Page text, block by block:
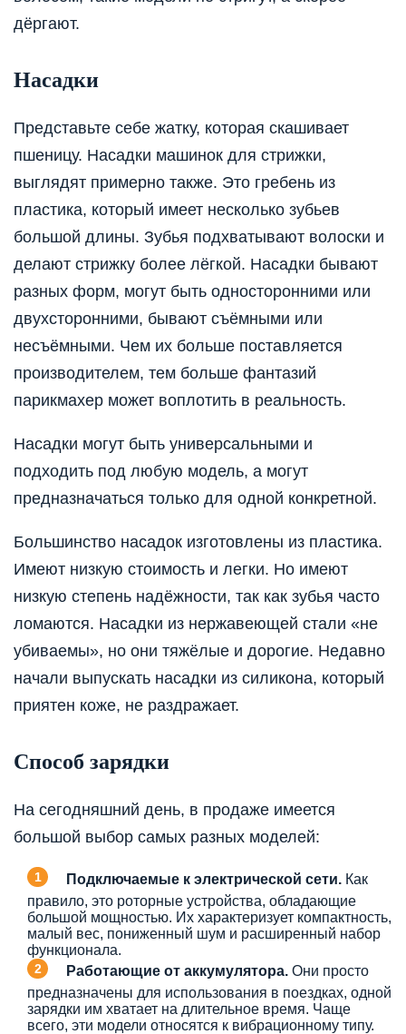
дёргают.
Насадки
Представьте себе жатку, которая скашивает
пшеницу. Насадки машинок для стрижки,
выглядят примерно также. Это гребень из
пластика, который имеет несколько зубьев
большой длины. Зубья подхватывают волоски и
делают стрижку более лёгкой. Насадки бывают
разных форм, могут быть односторонними или
двухсторонними, бывают съёмными или
несъёмными. Чем их больше поставляется
производителем, тем больше фантазий
парикмахер может воплотить в реальность.
Насадки могут быть универсальными и
подходить под любую модель, а могут
предназначаться только для одной конкретной.
Большинство насадок изготовлены из пластика.
Имеют низкую стоимость и легки. Но имеют
низкую степень надёжности, так как зубья часто
ломаются. Насадки из нержавеющей стали «не
убиваемы», но они тяжёлые и дорогие. Недавно
начали выпускать насадки из силикона, который
приятен коже, не раздражает.
Способ зарядки
На сегодняшний день, в продаже имеется
большой выбор самых разных моделей:
Подключаемые к электрической сети. Как
правило, это роторные устройства, обладающие
большой мощностью. Их характеризует компактность,
малый вес, пониженный шум и расширенный набор
функционала.
Работающие от аккумулятора. Они просто
предназначены для использования в поездках, одной
зарядки им хватает на длительное время. Чаще
всего, эти модели относятся к вибрационному типу.